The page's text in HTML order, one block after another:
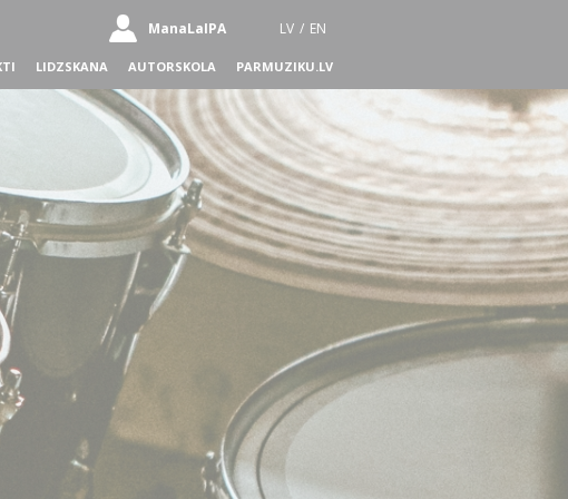
ManaLaIPA LV / EN
LIDZSKANA AUTORSKOLA PARMUZIKU.LV